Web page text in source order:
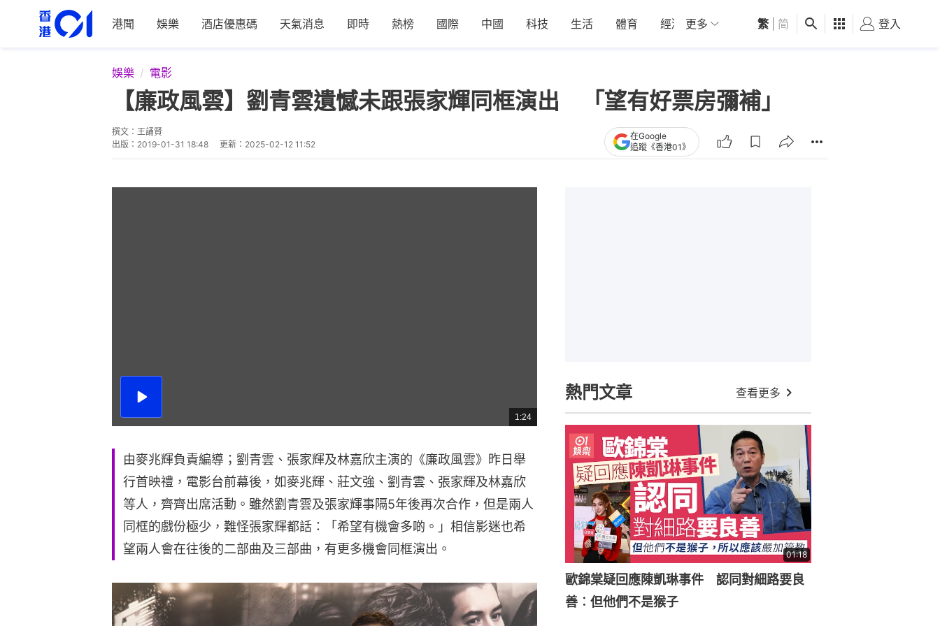
港聞 娛樂 酒店優惠碼 天氣消息 即時 熱榜 國際 中國 科技 生活 體育 經濟 01深圳 觀點 健康 好食玩飛
更多 繁 简 登入
娛樂 電影
【廉政風雲】劉青雲遺憾未跟張家輝同框演出 「望有好票房彌補」
撰文： 王誦賢
出版： 2019-01-31 18:48 更新： 2025-02-12 11:52
在Google
追蹤《香港01》
播
總
共
1:24
由麥兆輝負責編導；劉青雲、張家輝及林嘉欣主演的《廉政風雲》昨日舉
行首映禮，電影台前幕後，如麥兆輝、莊文強、劉青雲、張家輝及林嘉欣
等人，齊齊出席活動。雖然劉青雲及張家輝事隔5年後再次合作，但是兩人
同框的戲份極少，難怪張家輝都話：「希望有機會多啲。」相信影迷也希
望兩人會在往後的二部曲及三部曲，有更多機會同框演出。
熱門文章 查看更多
01:18
歐錦棠疑回應陳凱琳事件 認同對細路要良
善︰但他們不是猴子